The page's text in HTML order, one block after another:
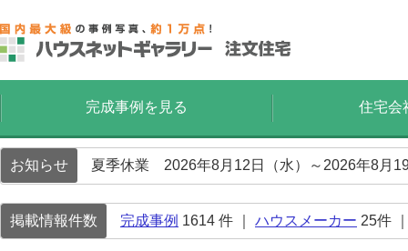
完成事例を見る 住宅会
お知らせ 夏季休業 2026年8月12日（水）～2026年8月
掲載情報件数 完成事例 1614 件 ｜ ハウスメーカー 25件